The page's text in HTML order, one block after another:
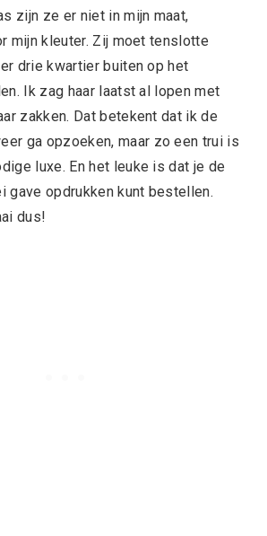
zijn ze er niet in mijn maat,
mijn kleuter. Zij moet tenslotte
drie kwartier buiten op het
Ik zag haar laatst al lopen met
zakken. Dat betekent dat ik de
ga opzoeken, maar zo een trui is
luxe. En het leuke is dat je de
gave opdrukken kunt bestellen.
dus!